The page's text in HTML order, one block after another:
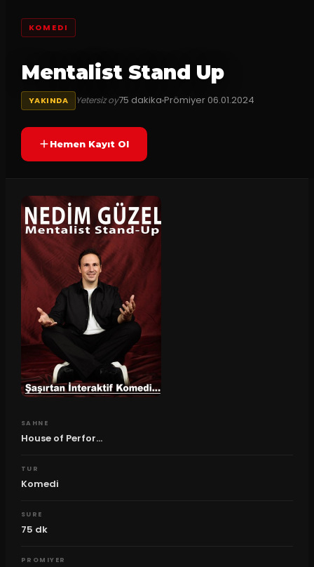
KOMEDI
Mentalist Stand Up
YAKINDA Yetersiz oy75 dakikaPrömiyer 06.01.2024
Hemen Kayıt Ol
SAHNE
House of Perfor...
TUR
Komedi
SURE
75 dk
PROMIYER